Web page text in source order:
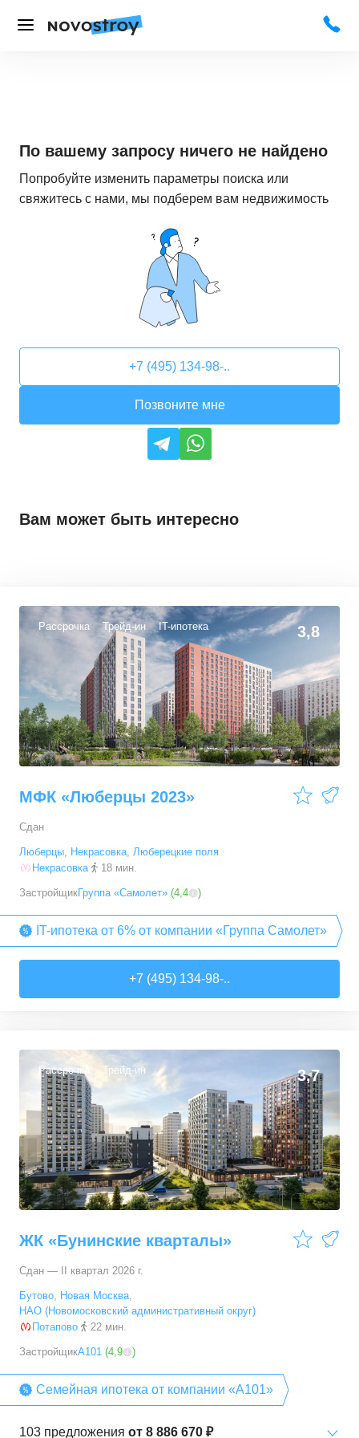
По вашему запросу ничего не найдено
Попробуйте изменить параметры поиска или
свяжитесь с нами, мы подберем вам недвижимость
+7 (495) 134-98-..
Позвоните мне
Вам может быть интересно
Рассрочка Трейд-ин IT-ипотека 3,8
МФК «Люберцы 2023»
Сдан
Люберцы, Некрасовка, Люберецкие поля
Некрасовка
18 мин.
ЗастройщикГруппа «Самолет» (4,4 )
IT-ипотека от 6% от компании «Группа Самолет»
+7 (495) 134-98-..
Рассрочка Трейд-ин 3,7
ЖК «Бунинские кварталы»
Сдан — II квартал 2026 г.
Бутово, Новая Москва,
НАО (Новомосковский административный округ)
Потапово
22 мин.
ЗастройщикА101 (4,9 )
Семейная ипотека от компании «А101»
103 предложения от 8 886 670 ₽